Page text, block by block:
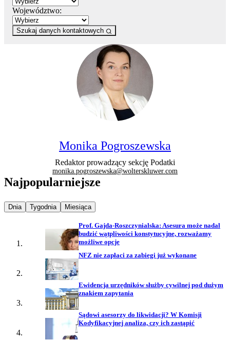
Województwo:
Szukaj danych kontaktowych
Monika Pogroszewska
Redaktor prowadzący sekcję Podatki
monika.pogroszewska@wolterskluwer.com
Najpopularniejsze
Najpopularniejsze wiadomości z
Dnia Najpopularniejsze wiadomości z
Tygodnia Najpopularniejsze wiadomości z
Miesiąca
Prof. Gajda-Roszczynialska: Asesura może nadal
budzić wątpliwości konstytucyjne, rozważamy
możliwe opcje
NFZ nie zapłaci za zabiegi już wykonane
Ewidencja urzędników służby cywilnej pod dużym
znakiem zapytania
Sądowi asesorzy do likwidacji? W Komisji
Kodyfikacyjnej analiza, czy ich zastąpić